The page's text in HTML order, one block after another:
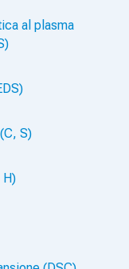
al plasma
S)
H)